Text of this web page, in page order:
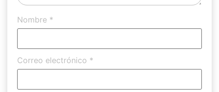
Nombre *
Correo electrónico *